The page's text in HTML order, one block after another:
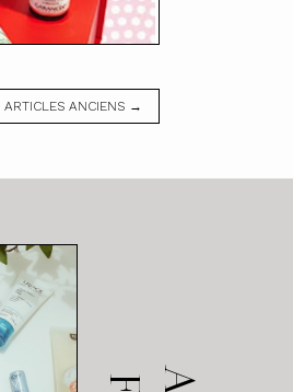
ARTICLES ANCIENS →